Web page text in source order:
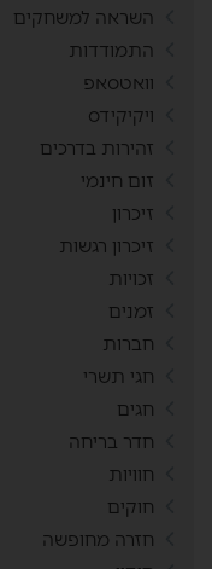
השראה למשחקים
התמודדות
וואטסאפ
ויקיקידס
זהירות בדרכים
זום חינמי
זיכרון
זיכרון רגשות
זכויות
זמנים
חברות
חגי תשרי
חגים
חדר בריחה
חוויות
חוקים
חזרה מחופשה